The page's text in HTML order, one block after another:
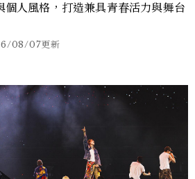
個人風格，打造兼具青春活力與舞台
08/07更新